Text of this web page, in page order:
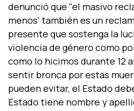
denunció que "el masivo
menos' también es un
presente que sostenga la
violencia de género como
como lo hicimos durante 12
sentir bronca por estas
pueden evitar, el Estado
Estado tiene nombre y